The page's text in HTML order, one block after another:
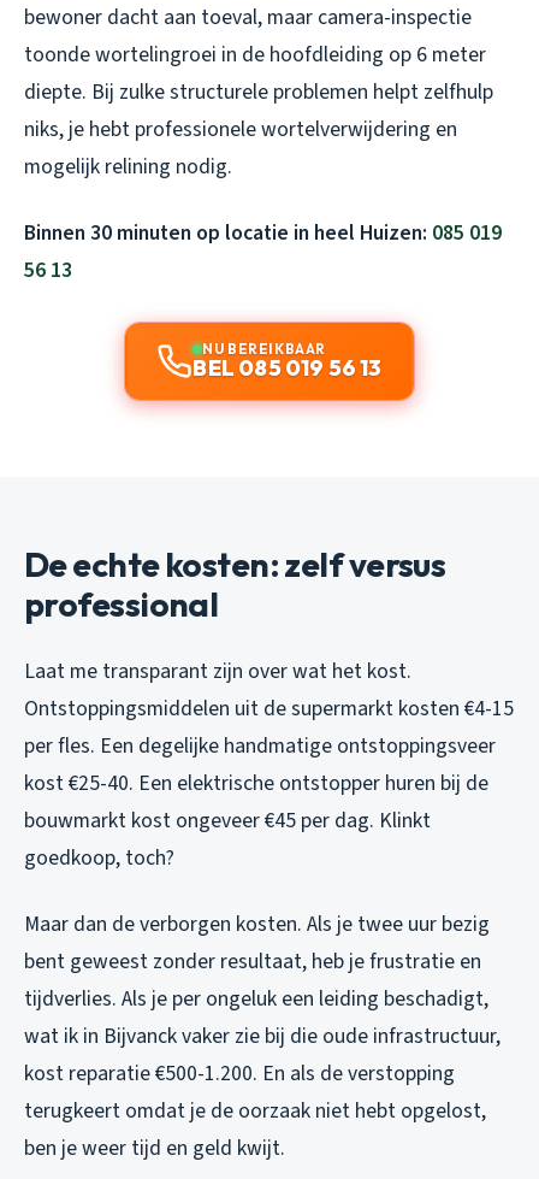
bewoner dacht aan toeval, maar camera-inspectie
toonde wortelingroei in de hoofdleiding op 6 meter
diepte. Bij zulke structurele problemen helpt zelfhulp
niks, je hebt professionele wortelverwijdering en
mogelijk relining nodig.
Binnen 30 minuten op locatie in heel Huizen: 085 019
56 13
NU BEREIKBAAR
BEL 085 019 56 13
De echte kosten: zelf versus
professional
Laat me transparant zijn over wat het kost.
Ontstoppingsmiddelen uit de supermarkt kosten €4-15
per fles. Een degelijke handmatige ontstoppingsveer
kost €25-40. Een elektrische ontstopper huren bij de
bouwmarkt kost ongeveer €45 per dag. Klinkt
goedkoop, toch?
Maar dan de verborgen kosten. Als je twee uur bezig
bent geweest zonder resultaat, heb je frustratie en
tijdverlies. Als je per ongeluk een leiding beschadigt,
wat ik in Bijvanck vaker zie bij die oude infrastructuur,
kost reparatie €500-1.200. En als de verstopping
terugkeert omdat je de oorzaak niet hebt opgelost,
ben je weer tijd en geld kwijt.